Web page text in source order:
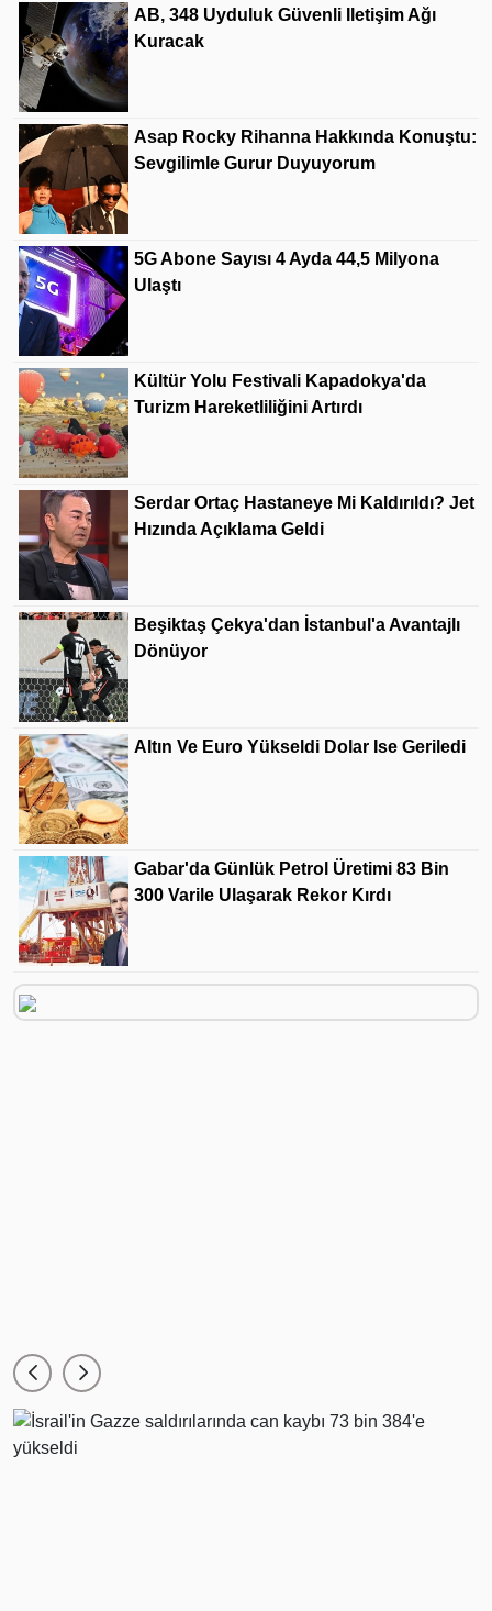
AB, 348 Uyduluk Güvenli Iletişim Ağı
Kuracak
Asap Rocky Rihanna Hakkında Konuştu:
Sevgilimle Gurur Duyuyorum
5G Abone Sayısı 4 Ayda 44,5 Milyona
Ulaştı
Kültür Yolu Festivali Kapadokya'da
Turizm Hareketliliğini Artırdı
Serdar Ortaç Hastaneye Mi Kaldırıldı? Jet
Hızında Açıklama Geldi
Beşiktaş Çekya'dan İstanbul'a Avantajlı
Dönüyor
Altın Ve Euro Yükseldi Dolar Ise Geriledi
Gabar'da Günlük Petrol Üretimi 83 Bin
300 Varile Ulaşarak Rekor Kırdı